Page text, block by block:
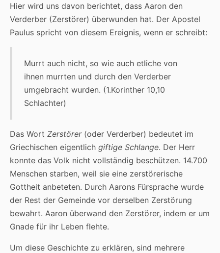
Hier wird uns davon berichtet, dass Aaron den
Verderber (Zerstörer) überwunden hat. Der Apostel
Paulus spricht von diesem Ereignis, wenn er schreibt:
Murrt auch nicht, so wie auch etliche von
ihnen murrten und durch den Verderber
umgebracht wurden. (1.Korinther 10,10
Schlachter)
Das Wort Zerstörer(oder Verderber) bedeutet im
Griechischen eigentlich giftige Schlange. Der Herr
konnte das Volk nicht vollständig beschützen. 14.700
Menschen starben, weil sie eine zerstörerische
Gottheit anbeteten. Durch Aarons Fürsprache wurde
der Rest der Gemeinde vor derselben Zerstörung
bewahrt. Aaron überwand den Zerstörer, indem er um
Gnade für ihr Leben flehte.
Um diese Geschichte zu erklären, sind mehrere